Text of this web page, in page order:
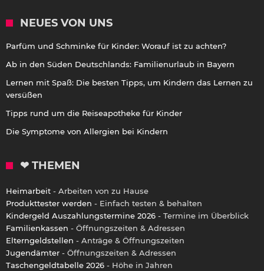
NEUES VON UNS
Parfüm und Schminke für Kinder: Worauf ist zu achten?
Ab in den Süden Deutschlands: Familienurlaub in Bayern
Lernen mit Spaß: Die besten Tipps, um Kindern das Lernen zu
versüßen
Tipps rund um die Reiseapotheke für Kinder
Die Symptome von Allergien bei Kindern
❤ THEMEN
Heimarbeit - Arbeiten von zu Hause
Produkttester werden - Einfach testen & behalten
Kindergeld Auszahlungstermine 2026 - Termine im Überblick
Familienkassen - Öffnungszeiten & Adressen
Elterngeldstellen - Anträge & Öffnungszeiten
Jugendämter - Öffnungszeiten & Adressen
Taschengeldtabelle 2026 - Höhe in Jahren